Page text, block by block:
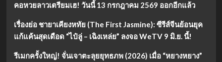
คอหวยลาวเตรียมเฮ! วันนี้ 13 กรกฎาคม 2569 ออกอีกแล้ว
เรื่องย่อ ชายาเคียงหทัย (The First Jasmine): ซีรีส์จีนย้อนยุค
แก้แค้นสุดเดือด “ไป๋ลู่ – เฉิงเหล่ย” ลงจอ WeTV 9 มิ.ย. นี้!
รีเมกครั้งใหญ่! จั่นเจาตะลุยยุทธภพ (2026) เมื่อ “หยางหยาง”